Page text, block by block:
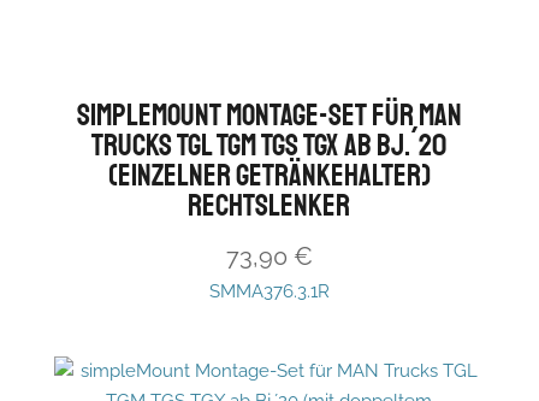
simpleMount Montage-Set für MAN
Trucks TGL TGM TGS TGX ab Bj.´20
(einzelner Getränkehalter)
Rechtslenker
73,90 €
SMMA376.3.1R